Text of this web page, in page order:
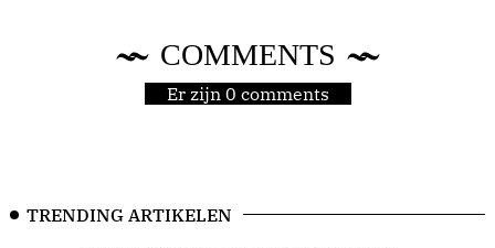
COMMENTS
Er zijn 0 comments
TRENDING ARTIKELEN